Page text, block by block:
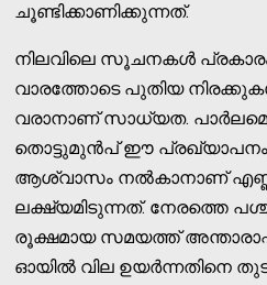
ചൂണ്ടിക്കാണിക്കുന്നത്.
നിലവിലെ സൂചനകൾ
വാരത്തോടെ പുതിയ
വരാനാണ് സാധ്യത.
തൊട്ടുമുൻപ് ഈ പ്രഖ്യാപനം
ആശ്വാസം നൽകാനാണ്
ലക്ഷ്യമിടുന്നത്. നേരത്തെ
രൂക്ഷമായ സമയത്ത്
ഓയിൽ വില ഉയർന്നതിനെ